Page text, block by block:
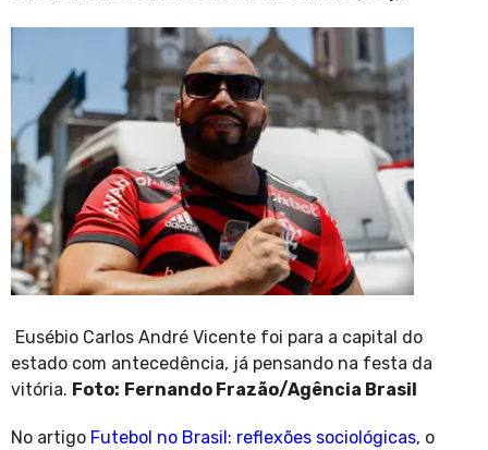
Eusébio Carlos André Vicente foi para a capital do
estado com antecedência, já pensando na festa da
vitória. Foto: Fernando Frazão/Agência Brasil
No artigo Futebol no Brasil: reflexões sociológicas, o